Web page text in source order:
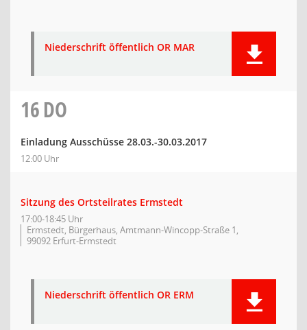
Niederschrift öffentlich OR MAR
16DO
Einladung Ausschüsse 28.03.-30.03.2017
12:00 Uhr
Sitzung des Ortsteilrates Ermstedt
17:00-18:45 Uhr
Ermstedt, Bürgerhaus, Amtmann-Wincopp-Straße 1,
99092 Erfurt-Ermstedt
Niederschrift öffentlich OR ERM